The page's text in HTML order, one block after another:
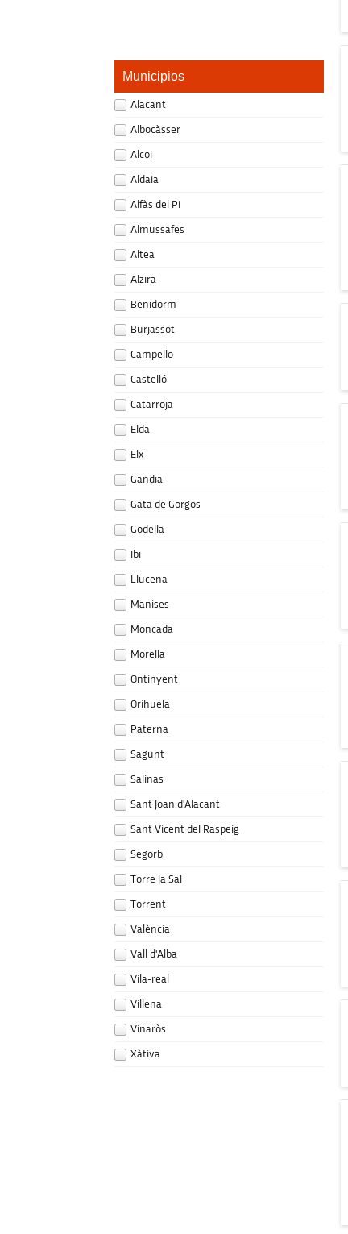
Municipios
Alacant
Albocàsser
Alcoi
Aldaia
Alfàs del Pi
Almussafes
Altea
Alzira
Benidorm
Burjassot
Campello
Castelló
Catarroja
Elda
Elx
Gandia
Gata de Gorgos
Godella
Ibi
Llucena
Manises
Moncada
Morella
Ontinyent
Orihuela
Paterna
Sagunt
Salinas
Sant Joan d'Alacant
Sant Vicent del Raspeig
Segorb
Torre la Sal
Torrent
València
Vall d'Alba
Vila-real
Villena
Vinaròs
Xàtiva